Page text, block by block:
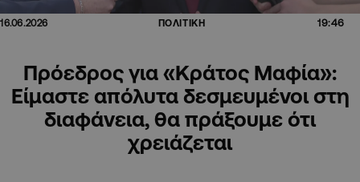
16.06.2026 ΠΟΛΙΤΙΚΗ 19:46
Πρόεδρος για «Κράτος Μαφία»:
Είμαστε απόλυτα δεσμευμένοι στη
διαφάνεια, θα πράξουμε ότι
χρειάζεται